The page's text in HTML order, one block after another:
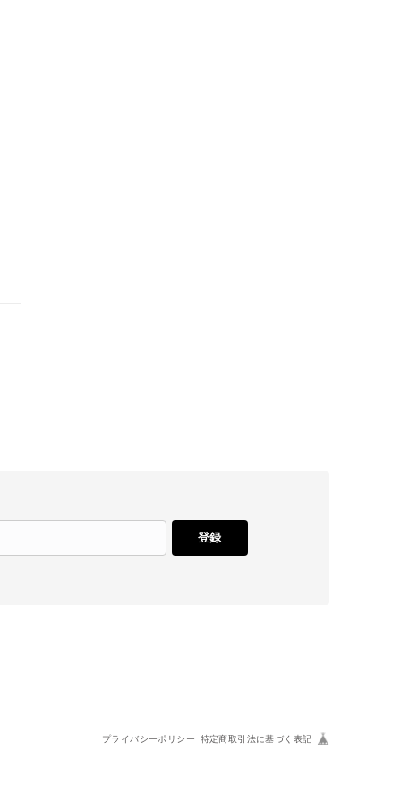
登録
プライバシーポリシー 特定商取引法に基づく表記